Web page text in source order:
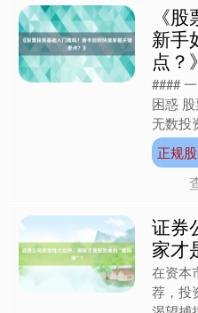
《
新手
点？》
####
困惑
无数投
往往充
指标似
正规
证券
家才
在资本
荐，投